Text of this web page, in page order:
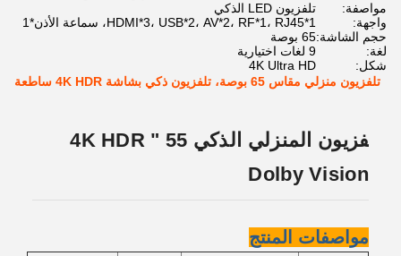
مواصفة:
تلفزيون LED الذكي
واجهة:
HDMI*3، USB*2، AV*2، RF*1، RJ45*1، سماعة الأذن*1
حجم الشاشة:65 بوصة
لغة:
9 لغات اختيارية
شكل:
4K Ultra HD
تلفزيون منزلي مقاس 65 بوصة، تلفزيون ذكي بشاشة 4K HDR ساطعة
التلفزيون المنزلي الذكي 55 " 4K HDR
Dolby Vision
مواصفات المنتج